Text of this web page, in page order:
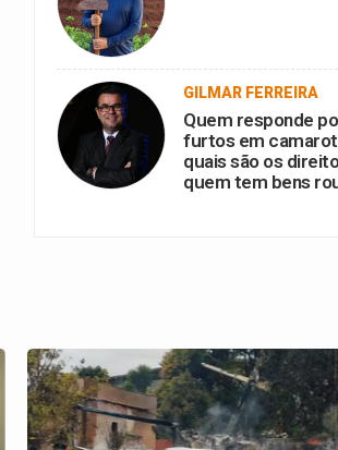
GILMAR FERREIRA
Quem responde
furtos em
quais são os
quem tem bens